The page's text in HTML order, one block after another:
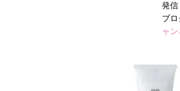
発信
ブロ
ャ